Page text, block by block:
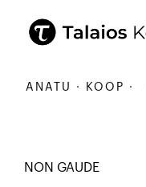
· KOOP ·
NON GAUDE